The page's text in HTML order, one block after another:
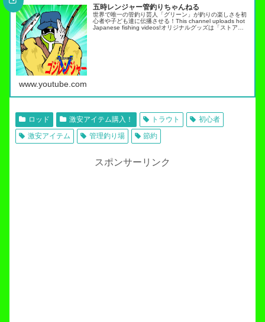
五時レンジャー管釣りちゃんねる
世界で唯一の管釣り芸人「グリーン」が釣りの楽しさを初
心者や子ども達に伝播させる！This channel uploads hot
Japanese fishing videos!オリジナルグッズは「ストア」
www.youtube.com
ロッド 激安アイテム購入！ トラウト
初心者
激安アイテム
管理釣り場 節約
スポンサーリンク